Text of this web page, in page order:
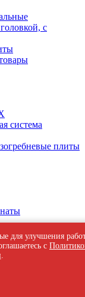
с
система
плиты
для улучшения
с
.